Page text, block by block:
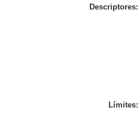
Descriptores:
Límites: